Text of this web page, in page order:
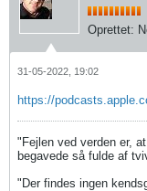
Oprettet:
31-05-2022, 19:02
https://
"Fejlen ved verden er,
begavede så fulde af
"Der findes ingen